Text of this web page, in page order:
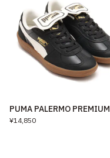
PUMA PALERMO PREMIUM
¥14,850